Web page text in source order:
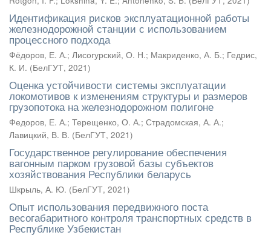
Идентификация рисков эксплуатационной работы
железнодорожной станции с использованием
процессного подхода
Фёдоров, Е. А.; Лисогурский, О. Н.; Макриденко, А. Б.; Гедрис,
К. И. (БелГУТ, 2021)
Оценка устойчивости системы эксплуатации
локомотивов к изменениям структуры и размеров
грузопотока на железнодорожном полигоне
Федоров, Е. А.; Терещенко, О. А.; Страдомская, А. А.;
Лавицкий, В. В. (БелГУТ, 2021)
Государственное регулирование обеспечения
вагонным парком грузовой базы субъектов
хозяйствования Республики беларусь
Шкрыль, А. Ю. (БелГУТ, 2021)
Опыт использования передвижного поста
весогабаритного контроля транспортных средств в
Республике Узбекистан